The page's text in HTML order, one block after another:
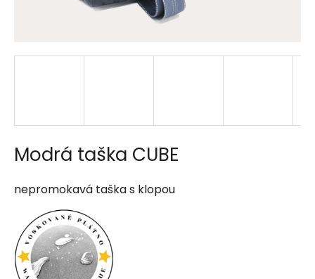
Modrá taška CUBE
nepromokavá taška s klopou
í
HLEDAT
o
p
o